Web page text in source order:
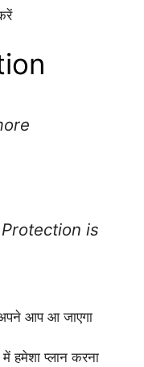
is
आप आ जाएगा
हमेशा प्लान करना